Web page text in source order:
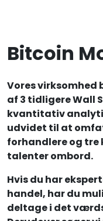
Bitcoin
Vores
af 3 tidligere Wall
kvantitativ
udvidet til at
forhandlere og tre
talenter ombord.
Hvis du har
handel, har du
deltage i det